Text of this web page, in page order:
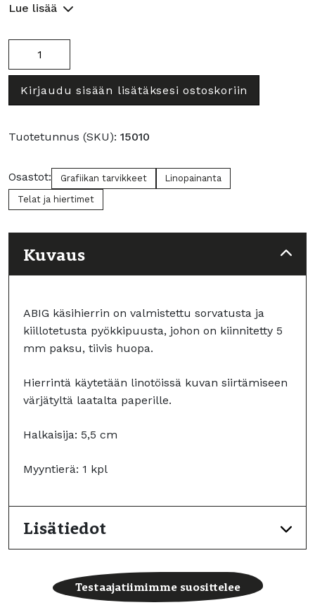
Lue lisää
Kirjaudu sisään lisätäksesi ostoskoriin
Tuotetunnus (SKU): 15010
Osastot: Grafiikan tarvikkeet
Linopainanta
Telat ja hiertimet
Kuvaus
ABIG käsihierrin on valmistettu sorvatusta ja
kiillotetusta pyökkipuusta, johon on kiinnitetty 5
mm paksu, tiivis huopa.
Hierrintä käytetään linotöissä kuvan siirtämiseen
värjätyltä laatalta paperille.
Halkaisija: 5,5 cm
Myyntierä: 1 kpl
Lisätiedot
Testaajatiimimme suosittelee